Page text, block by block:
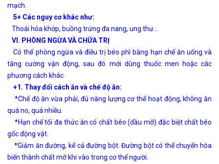
mạch.
5+ Các nguy cơ khác như:
Thoái hóa khớp, buồng trứng đa nang, ung thư…
VI. PHÒNG NGỪA VÀ CHỮA TRỊ
Có thể phòng ngừa và điều trị béo phì bằng hạn chế ăn uống và
tăng cường vận động, sau đó mới dùng thuốc men hoặc các
phương cách khác.
+1. Thay đổi cách ăn và chế độ ăn:
*Chế độ ăn vừa phải, đủ năng lượng cơ thể hoạt động, không ăn
quá no, quá nhiều.
*Hạn chế tối đa thức ăn có chất béo (dầu mỡ) đặc biệt chất béo
gốc động vật.
*Giảm ăn đường, kể cả đường bột. Đường bột có thể chuyển hóa
biến thành chất mỡ khi vào trong cơ thể người.